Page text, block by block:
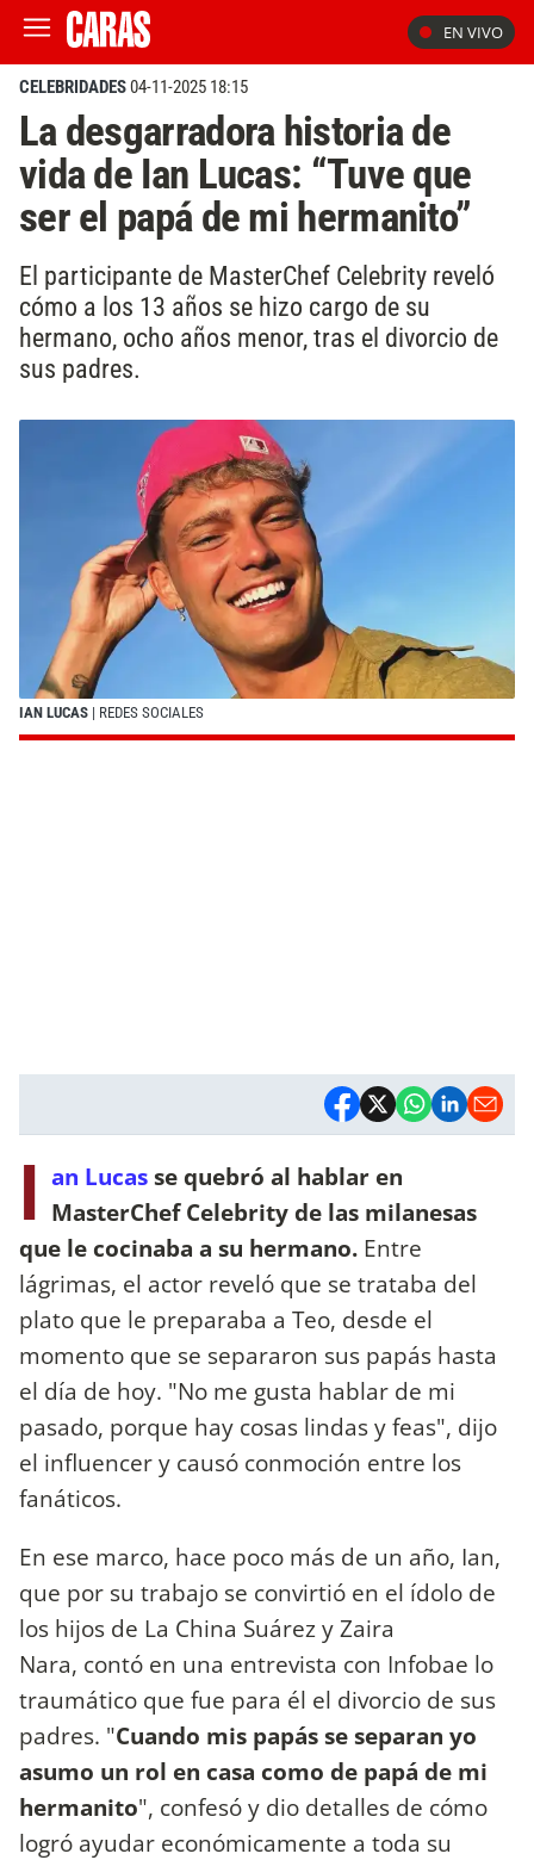
EN VIVO
CELEBRIDADES04-11-2025 18:15
La desgarradora historia de
vida de Ian Lucas: “Tuve que
ser el papá de mi hermanito”
El participante de MasterChef Celebrity reveló
cómo a los 13 años se hizo cargo de su
hermano, ocho años menor, tras el divorcio de
sus padres.
IAN LUCAS | REDES SOCIALES
I an Lucasse quebró al hablar en
MasterChef Celebrity de las milanesas
que le cocinaba a su hermano. Entre
lágrimas, el actor reveló que se trataba del
plato que le preparaba a Teo, desde el
momento que se separaron sus papás hasta
el día de hoy. "No me gusta hablar de mi
pasado, porque hay cosas lindas y feas", dijo
el influencer y causó conmoción entre los
fanáticos.
En ese marco, hace poco más de un año, Ian,
que por su trabajo se convirtió en el ídolo de
los hijos de La China Suárez y Zaira
Nara, contó en una entrevista con Infobae lo
traumático que fue para él el divorcio de sus
padres. "Cuando mis papás se separan yo
asumo un rol en casa como de papá de mi
hermanito", confesó y dio detalles de cómo
logró ayudar económicamente a toda su